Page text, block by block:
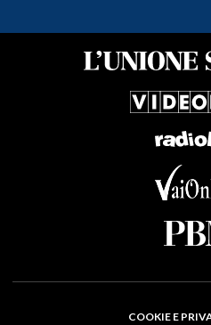
COOKIE E